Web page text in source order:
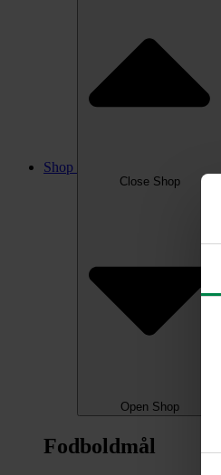
Shop
Close Shop
Open Shop
Fodboldmål